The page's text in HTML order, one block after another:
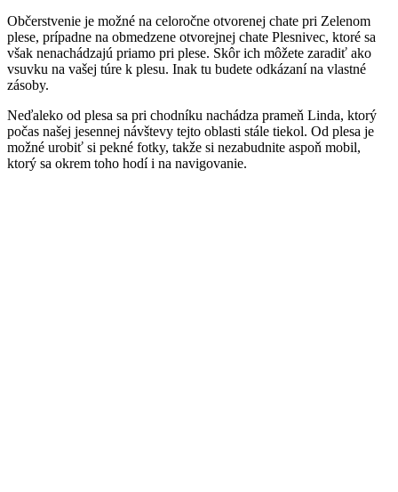
Občerstvenie je možné na celoročne otvorenej chate pri Zelenom
plese, prípadne na obmedzene otvorejnej chate Plesnivec, ktoré sa
však nenachádzajú priamo pri plese. Skôr ich môžete zaradiť ako
vsuvku na vašej túre k plesu. Inak tu budete odkázaní na vlastné
zásoby.
Neďaleko od plesa sa pri chodníku nachádza prameň Linda, ktorý
počas našej jesennej návštevy tejto oblasti stále tiekol. Od plesa je
možné urobiť si pekné fotky, takže si nezabudnite aspoň mobil,
ktorý sa okrem toho hodí i na navigovanie.